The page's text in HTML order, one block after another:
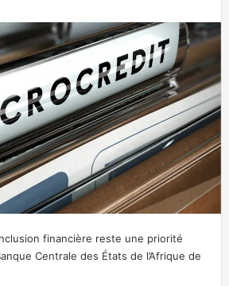
financière reste une priorité
Centrale des États de l’Afrique de